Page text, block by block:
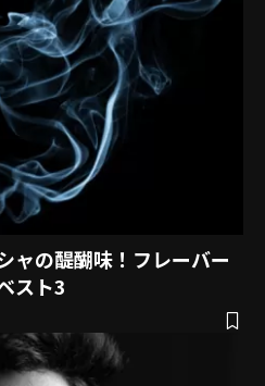
ャの醍醐味！フレーバー
スト3